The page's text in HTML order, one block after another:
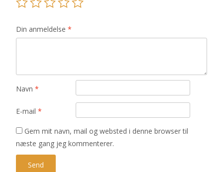
Din anmeldelse *
Navn *
E-mail *
Gem mit navn, mail og websted i denne browser til
næste gang jeg kommenterer.